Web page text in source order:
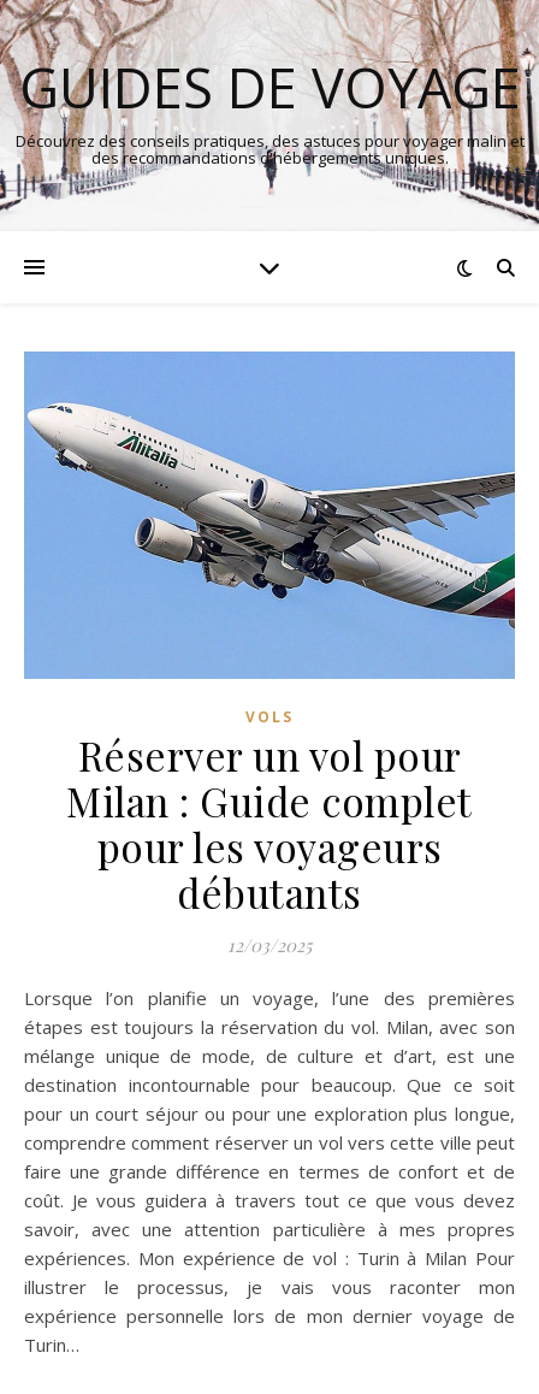
GUIDES DE VOYAGE
Découvrez des conseils pratiques, des astuces pour voyager malin et
des recommandations d'hébergements uniques.
VOLS
Réserver un vol pour
Milan : Guide complet
pour les voyageurs
débutants
12/03/2025
Lorsque l’on planifie un voyage, l’une des premières
étapes est toujours la réservation du vol. Milan, avec son
mélange unique de mode, de culture et d’art, est une
destination incontournable pour beaucoup. Que ce soit
pour un court séjour ou pour une exploration plus longue,
comprendre comment réserver un vol vers cette ville peut
faire une grande différence en termes de confort et de
coût. Je vous guidera à travers tout ce que vous devez
savoir, avec une attention particulière à mes propres
expériences. Mon expérience de vol : Turin à Milan Pour
illustrer le processus, je vais vous raconter mon
expérience personnelle lors de mon dernier voyage de
Turin…